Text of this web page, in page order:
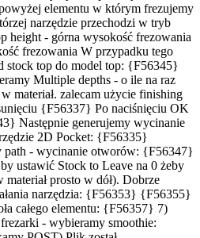
elementu w którym frezujemy
narzędzie przechodzi w tryb
height - górna wysokość frezowania
frezowania W przypadku tego
stock top do model top: {F56345}
Multiple depths - o ile na raz
materiał. zalecam użycie finishing
{F56337} Po naciśnięciu OK
Następnie generujemy wycinanie
2D Pocket: {F56335}
- wycinanie otworów: {F56347}
ustawić Stock to Leave na 0 żeby
prosto w dół). Dobrze
narzędzia: {F56353} {F56355}
całego elementu: {F56357} 7)
- wybieramy smoothie: